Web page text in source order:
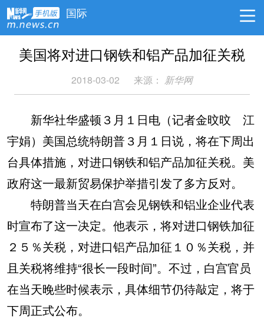
国际
美国将对进口钢铁和铝产品加征关税
2018-03-02 来源： 新华网
新华社华盛顿３月１日电（记者金旼旼 江
宇娟）美国总统特朗普３月１日说，将在下周出
台具体措施，对进口钢铁和铝产品加征关税。美
政府这一最新贸易保护举措引发了多方反对。
特朗普当天在白宫会见钢铁和铝业企业代表
时宣布了这一决定。他表示，将对进口钢铁加征
２５％关税，对进口铝产品加征１０％关税，并
且关税将维持“很长一段时间”。不过，白宫官员
在当天晚些时候表示，具体细节仍待敲定，将于
下周正式公布。